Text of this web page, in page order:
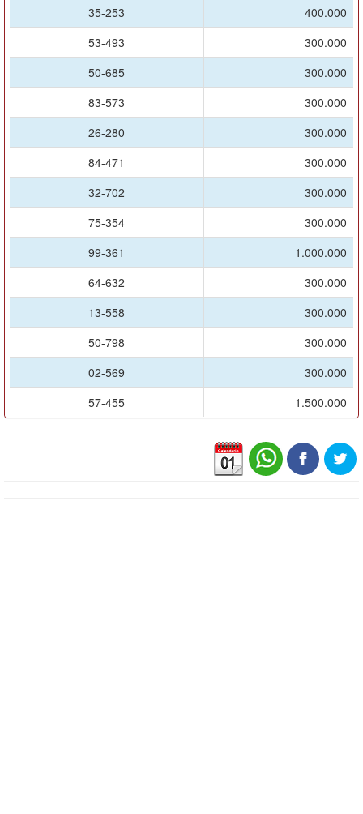
35-253
400.000
53-493
300.000
50-685
300.000
83-573
300.000
26-280
300.000
84-471
300.000
32-702
300.000
75-354
300.000
99-361
1.000.000
64-632
300.000
13-558
300.000
50-798
300.000
02-569
300.000
57-455
1.500.000